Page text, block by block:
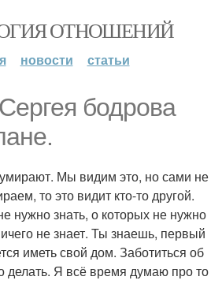
ОТНОШЕНИЙ
новости статьи
бодрова
Мы видим это, но сами не
то это видит кто-то другой.
нужно знать, о которых не нужно
не знает. Ты знаешь, первый
иметь свой дом. Заботиться об
делать. Я всё время думаю про то